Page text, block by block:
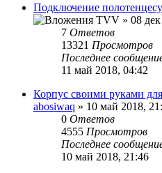
Подключение
TVV » 08
7 Ответов
13321 Просмотров
Последнее
11 май 2018, 04:42
Корпус своими руками
abosiwaq » 10 май 2018,
0 Ответов
4555 Просмотров
Последнее
10 май 2018, 21:46